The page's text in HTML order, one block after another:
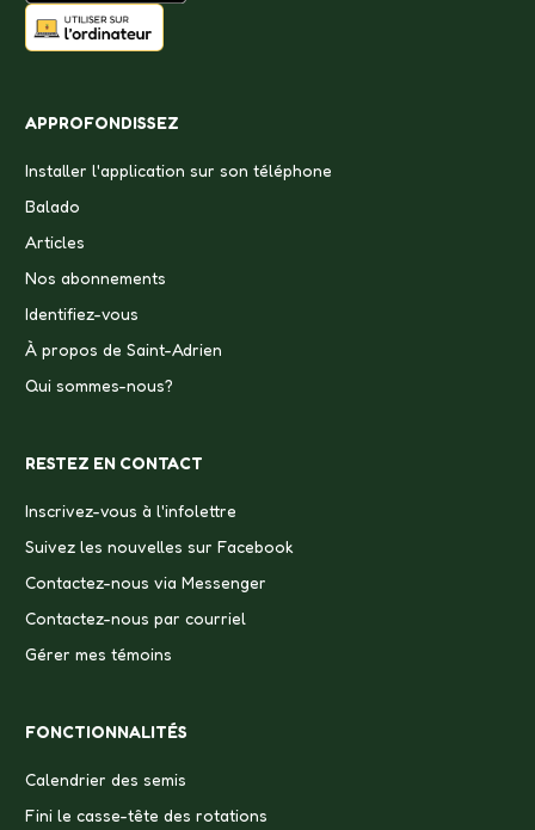
APPROFONDISSEZ
Installer l'application sur son téléphone
Balado
Articles
Nos abonnements
Identifiez-vous
À propos de Saint-Adrien
Qui sommes-nous?
RESTEZ EN CONTACT
Inscrivez-vous à l'infolettre
Suivez les nouvelles sur Facebook
Contactez-nous via Messenger
Contactez-nous par courriel
Gérer mes témoins
FONCTIONNALITÉS
Calendrier des semis
Fini le casse-tête des rotations